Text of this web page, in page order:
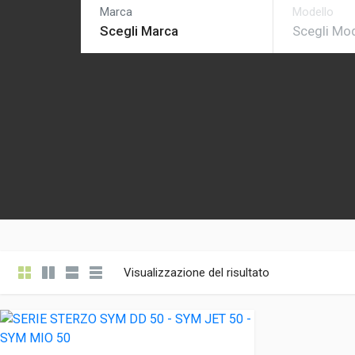
Visualizzazione del risultato